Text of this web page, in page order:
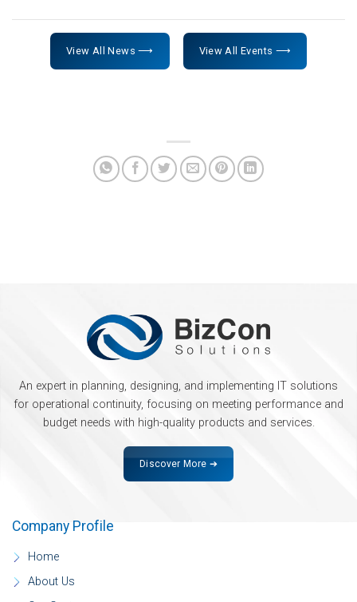
View All News ⟶ View All Events ⟶
An expert in planning, designing, and implementing IT solutions
for operational continuity, focusing on meeting performance and
budget needs with high-quality products and services.
Discover More ➔
Company Profile
Home
About Us